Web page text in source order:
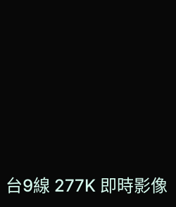
台9線 277K 即時影像